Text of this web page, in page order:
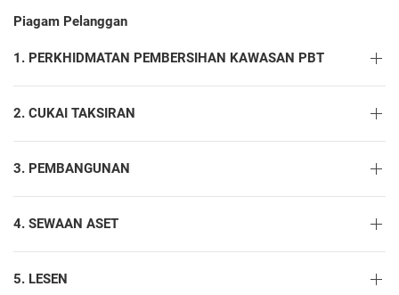
Piagam Pelanggan
1. PERKHIDMATAN PEMBERSIHAN KAWASAN PBT
2. CUKAI TAKSIRAN
3. PEMBANGUNAN
4. SEWAAN ASET
5. LESEN